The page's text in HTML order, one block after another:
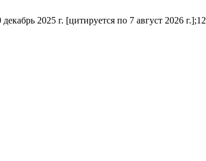
2025 г. [цитируется по 7 август 2026